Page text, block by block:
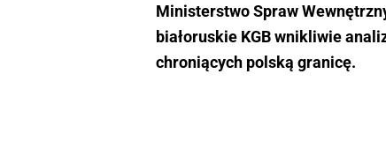
Ministerstwo Spraw
białoruskie KGB wnikliwie
chroniących polską granicę.